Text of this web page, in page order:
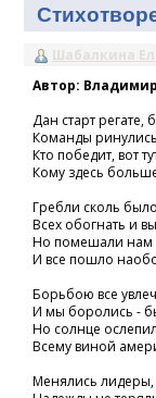
Шабалкина
Автор:
Дан старт регате,
Команды
Кто победит, вот
Кому здесь
Гребли сколь
Всех обогнать и
Но помешали нам
И все пошло
Борьбою все
И мы боролись -
Но солнце
Всему виной
Менялись